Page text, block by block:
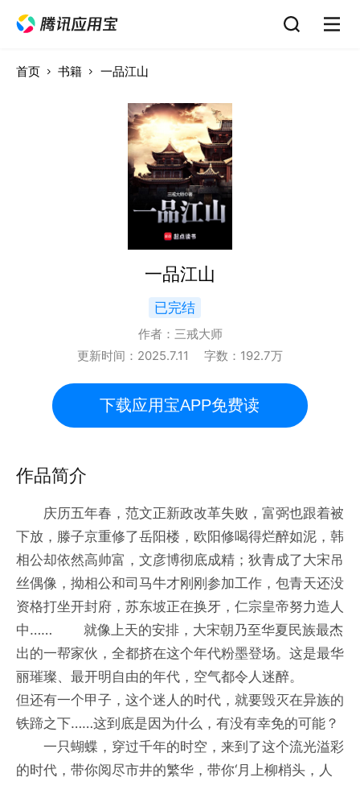
首页 书籍 一品江山
一品江山
已完结
作者： 三戒大师
更新时间： 2025.7.11 字数： 192.7万
下载应用宝APP免费读
作品简介
庆历五年春，范文正新政改革失败，富弼也跟着被
下放，滕子京重修了岳阳楼，欧阳修喝得烂醉如泥，韩
相公却依然高帅富，文彦博彻底成精；狄青成了大宋吊
丝偶像，拗相公和司马牛才刚刚参加工作，包青天还没
资格打坐开封府，苏东坡正在换牙，仁宗皇帝努力造人
中…… 就像上天的安排，大宋朝乃至华夏民族最杰
出的一帮家伙，全都挤在这个年代粉墨登场。这是最华
丽璀璨、最开明自由的年代，空气都令人迷醉。
但还有一个甲子，这个迷人的时代，就要毁灭在异族的
铁蹄之下……这到底是因为什么，有没有幸免的可能？
一只蝴蝶，穿过千年的时空，来到了这个流光溢彩
的时代，带你阅尽市井的繁华，带你‘月上柳梢头，人